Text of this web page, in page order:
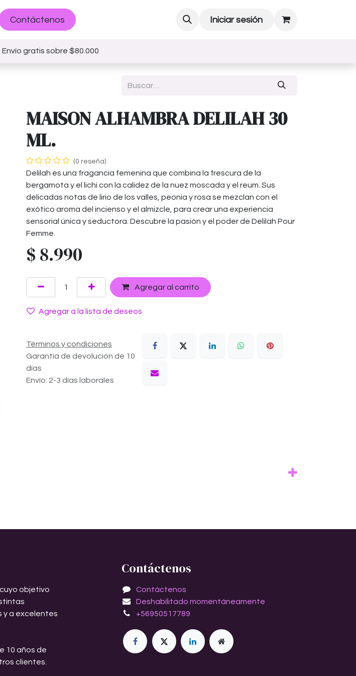
Contáctenos Iniciar sesión
Envío gratis sobre $80.000
MAISON ALHAMBRA DELILAH 30
ML.
(0 reseña)
Delilah es una fragancia femenina que combina la frescura de la
bergamota y el lichi con la calidez de la nuez moscada y el reum. Sus
delicadas notas de lirio de los valles, peonía y rosa se mezclan con el
exótico aroma del incienso y el almizcle, para crear una experiencia
sensorial única y seductora. Descubre la pasión y el poder de Delilah Pour
Femme.
$ 8.990
Agregar al carrito
Agregar a la lista de deseos
Términos y condiciones
Garantía de devolución de 10
días
Envío: 2-3 días laborales
objetivo
y a excelentes
10 años de
clientes.
Contáctenos
Contáctenos
Deshabilitado momentáneamente
+56950517789